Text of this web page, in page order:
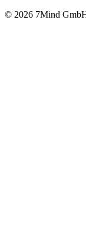
© 2026 7Mind